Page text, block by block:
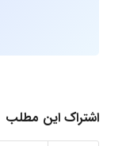
اشتراک این مطلب